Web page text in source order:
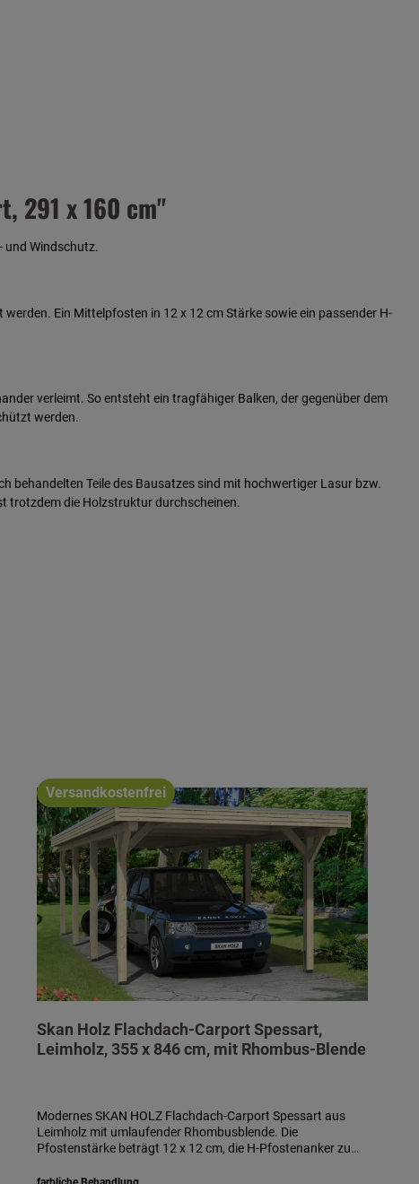
291 x 160 cm"
und Windschutz.
Ein Mittelpfosten in 12 x 12 cm Stärke sowie ein passender H-
verleimt. So entsteht ein tragfähiger Balken, der gegenüber dem
werden.
behandelten Teile des Bausatzes sind mit hochwertiger Lasur bzw.
trotzdem die Holzstruktur durchscheinen.
Versandkostenfrei
Skan Holz Flachdach-Carport Spessart,
Leimholz, 355 x 846 cm, mit Rhombus-Blende
Modernes SKAN HOLZ Flachdach-Carport Spessart aus
Leimholz mit umlaufender Rhombusblende. Die
Pfostenstärke beträgt 12 x 12 cm, die H-Pfostenanker zum
Dacheindeckung aus anthrazit farbbeschichteten